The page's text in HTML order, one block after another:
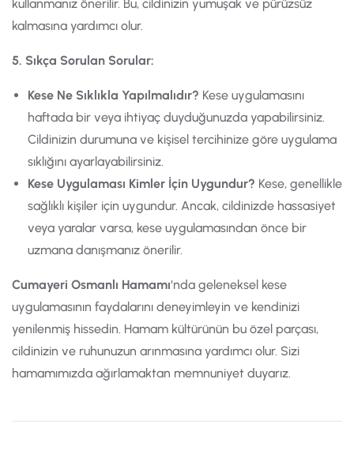
kullanmanız önerilir. Bu, cildinizin yumuşak ve pürüzsüz
kalmasına yardımcı olur.
5. Sıkça Sorulan Sorular:
Kese Ne Sıklıkla Yapılmalıdır? Kese uygulamasını
haftada bir veya ihtiyaç duyduğunuzda yapabilirsiniz.
Cildinizin durumuna ve kişisel tercihinize göre uygulama
sıklığını ayarlayabilirsiniz.
Kese Uygulaması Kimler İçin Uygundur? Kese, genellikle
sağlıklı kişiler için uygundur. Ancak, cildinizde hassasiyet
veya yaralar varsa, kese uygulamasından önce bir
uzmana danışmanız önerilir.
Cumayeri Osmanlı Hamamı‘nda geleneksel kese
uygulamasının faydalarını deneyimleyin ve kendinizi
yenilenmiş hissedin. Hamam kültürünün bu özel parçası,
cildinizin ve ruhunuzun arınmasına yardımcı olur. Sizi
hamamımızda ağırlamaktan memnuniyet duyarız.